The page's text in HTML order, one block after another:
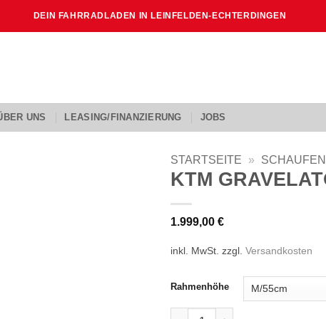
DEIN FAHRRADLADEN IN LEINFELDEN-ECHTERDINGEN
UNS LEASING/FINANZIERUNG JOBS
STARTSEITE »
KTM
1.999,00 €
inkl. MwSt. zzgl. Versandkosten
Rahmenhöhe
KTM GRAVELATOR PRO Menge